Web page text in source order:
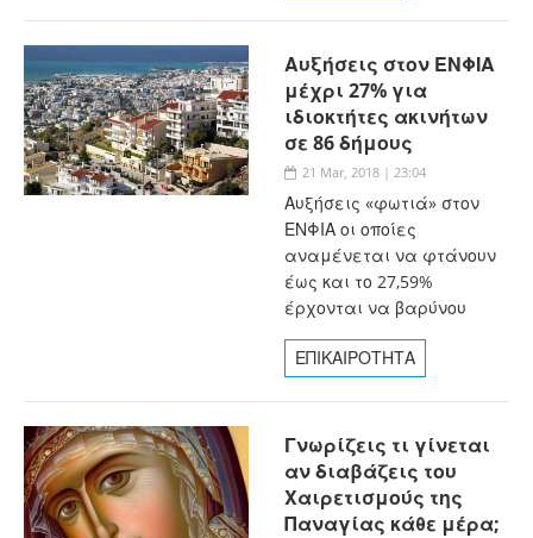
Αυξήσεις στον ΕΝΦΙΑ
μέχρι 27% για
ιδιοκτήτες ακινήτων
σε 86 δήμους
21 Mar, 2018 | 23:04
Αυξήσεις «φωτιά» στον
ΕΝΦΙΑ οι οποίες
αναμένεται να φτάνουν
έως και το 27,59%
έρχονται να βαρύνου
ΕΠΙΚΑΙΡΟΤΗΤΑ
Γνωρίζεις τι γίνεται
αν διαβάζεις του
Χαιρετισμούς της
Παναγίας κάθε μέρα;